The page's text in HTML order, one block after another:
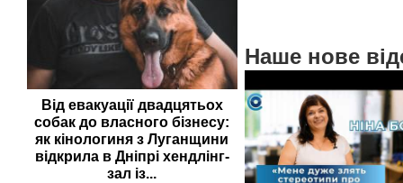
Від евакуації двадцятьох
собак до власного бізнесу:
як кінологиня з Луганщини
відкрила в Дніпрі хендлінг-
зал із...
Наше нове